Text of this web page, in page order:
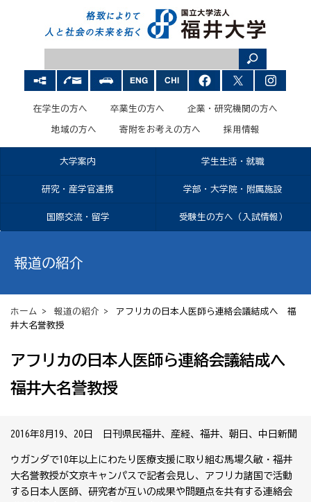
在学生の方へ 卒業生の方へ 企業・研究機関の方へ
地域の方へ 寄附をお考えの方へ 採用情報
大学案内 学生生活・就職
研究・産学官連携 学部・大学院・附属施設
国際交流・留学 受験生の方へ（入試情報）
報道の紹介
ホーム > 報道の紹介 > アフリカの日本人医師ら連絡会議結成へ 福
井大名誉教授
アフリカの日本人医師ら連絡会議結成へ
福井大名誉教授
2016年8月19、20日 日刊県民福井、産経、福井、朝日、中日新聞
ウガンダで10年以上にわたり医療支援に取り組む馬場久敏・福井
大名誉教授が文京キャンパスで記者会見し、アフリカ諸国で活動
する日本人医師、研究者が互いの成果や問題点を共有する連絡会